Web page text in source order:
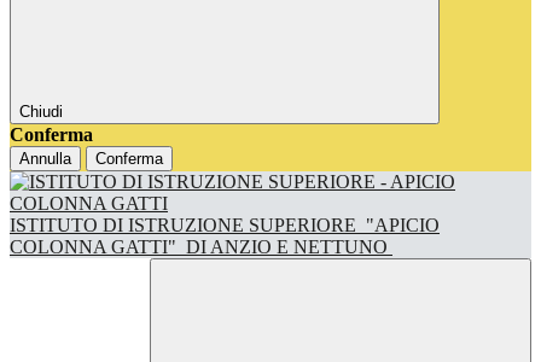
Chiudi
Conferma
Annulla Conferma
ISTITUTO DI ISTRUZIONE SUPERIORE "APICIO
COLONNA GATTI" DI ANZIO E NETTUNO